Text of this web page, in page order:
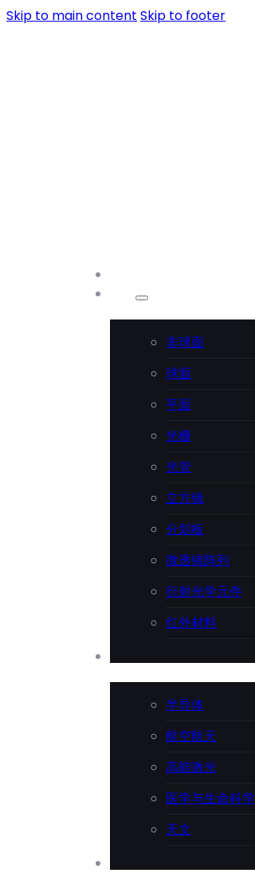
Skip to main content Skip to footer
非球面
球面
平面
光栅
光管
立方镜
分划板
微透镜阵列
衍射光学元件
红外材料
半导体
航空航天
高能激光
医学与生命科学
天文